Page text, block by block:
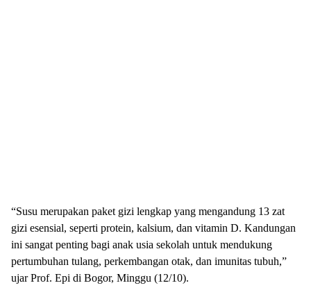
“Susu merupakan paket gizi lengkap yang mengandung 13 zat
gizi esensial, seperti protein, kalsium, dan vitamin D. Kandungan
ini sangat penting bagi anak usia sekolah untuk mendukung
pertumbuhan tulang, perkembangan otak, dan imunitas tubuh,”
ujar Prof. Epi di Bogor, Minggu (12/10).